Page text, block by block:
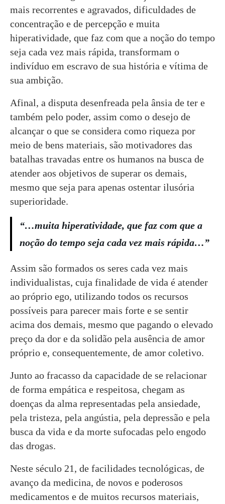
mais recorrentes e agravados, dificuldades de
concentração e de percepção e muita
hiperatividade, que faz com que a noção do tempo
seja cada vez mais rápida, transformam o
indivíduo em escravo de sua história e vítima de
sua ambição.
Afinal, a disputa desenfreada pela ânsia de ter e
também pelo poder, assim como o desejo de
alcançar o que se considera como riqueza por
meio de bens materiais, são motivadores das
batalhas travadas entre os humanos na busca de
atender aos objetivos de superar os demais,
mesmo que seja para apenas ostentar ilusória
superioridade.
“…muita hiperatividade, que faz com que a
noção do tempo seja cada vez mais rápida…”
Assim são formados os seres cada vez mais
individualistas, cuja finalidade de vida é atender
ao próprio ego, utilizando todos os recursos
possíveis para parecer mais forte e se sentir
acima dos demais, mesmo que pagando o elevado
preço da dor e da solidão pela ausência de amor
próprio e, consequentemente, de amor coletivo.
Junto ao fracasso da capacidade de se relacionar
de forma empática e respeitosa, chegam as
doenças da alma representadas pela ansiedade,
pela tristeza, pela angústia, pela depressão e pela
busca da vida e da morte sufocadas pelo engodo
das drogas.
Neste século 21, de facilidades tecnológicas, de
avanço da medicina, de novos e poderosos
medicamentos e de muitos recursos materiais,